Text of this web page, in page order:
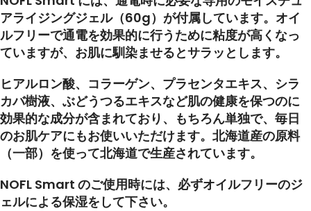
アライジングジェル（60g）が付属しています。オイ
ルフリーで通電を効果的に行うために粘度が高くなっ
ていますが、お肌に馴染ませるとサラッとします。
ヒアルロン酸、コラーゲン、プラセンタエキス、シラ
カバ樹液、ぶどうつるエキスなど肌の健康を保つのに
効果的な成分が含まれており、もちろん単独で、毎日
のお肌ケアにもお使いいただけます。北海道産の原料
（一部）を使って北海道で生産されています。
NOFL Smart のご使用時には、必ずオイルフリーのジ
ェルによる保湿をして下さい。